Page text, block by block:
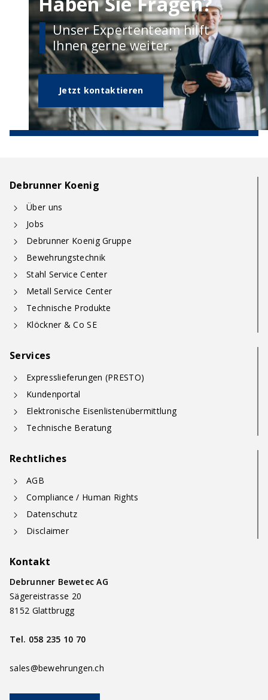
Unser Expertenteam hilft
Ihnen gerne weiter.
Jetzt kontaktieren
Debrunner Koenig
Über uns
Jobs
Debrunner Koenig Gruppe
Bewehrungstechnik
Stahl Service Center
Metall Service Center
Technische Produkte
Klöckner & Co SE
Services
Expresslieferungen (PRESTO)
Kundenportal
Elektronische Eisenlistenübermittlung
Technische Beratung
Rechtliches
AGB
Compliance / Human Rights
Datenschutz
Disclaimer
Kontakt
Debrunner Bewetec AG
Sägereistrasse 20
8152 Glattbrugg
Tel. 058 235 10 70
sales@bewehrungen.ch